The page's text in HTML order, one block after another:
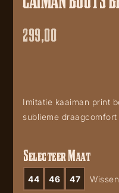
299,00
Imitatie kaaiman print
sublieme draagcomfort
Selecteer Maat
44 46 47 Wissen